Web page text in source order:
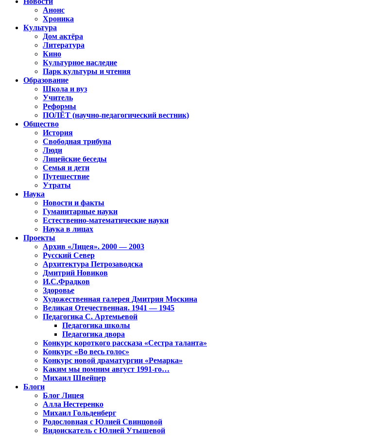
Анонс
Хроника
Культура
Дом актёра
Литература
Кино
Культурное наследие
Парк культуры и чтения
Образование
Школа и вуз
Учитель
Реформы
ПОЛЁТ (научно-педагогический вестник)
Общество
История
Свободная трибуна
Люди
Лицейские беседы
Семья и дети
Путешествие
Утраты
Наука
Новости и факты
Гуманитарные науки
Естественно-математические науки
Наука в лицах
Проекты
Архив «Лицея». 2000 — 2003
Русский Север
Архитектура Петрозаводска
Дмитрий Новиков
И.С.Фрадков
Здоровье
Художественная галерея Дмитрия Москина
Великая Отечественная. 1941 — 1945
Педагогика С. Артемьевой
Педагогика школы
Педагогика двора
Конкурс короткого рассказа «Сестра таланта»
Конкурс «Во весь голос»
Конкурс новой драматургии «Ремарка»
Каким мы помним август 1991-го…
Михаил Швейцер
Блоги
Блог Лицея
Алла Нестеренко
Михаил Гольденберг
Родословная с Юлией Свинцовой
Видоискатель с Юлией Утышевой